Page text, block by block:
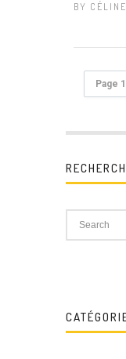
BY
Page